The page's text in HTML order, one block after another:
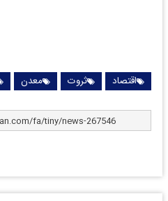
اقتصاد ثروت معدن